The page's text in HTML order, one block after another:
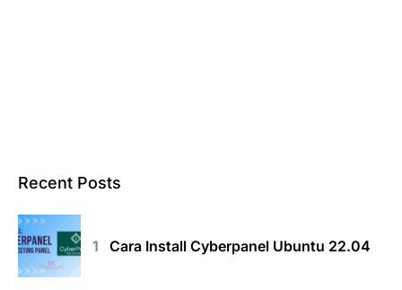
Recent Posts
Cara Install Cyberpanel Ubuntu 22.04